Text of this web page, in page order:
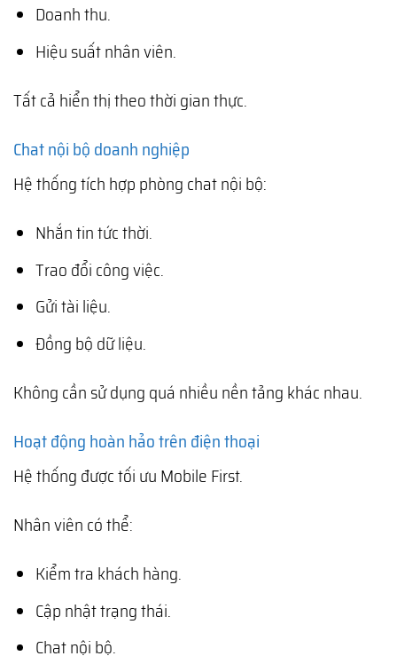
Doanh thu.
Hiệu suất nhân viên.
Tất cả hiển thị theo thời gian thực.
Chat nội bộ doanh nghiệp
Hệ thống tích hợp phòng chat nội bộ:
Nhắn tin tức thời.
Trao đổi công việc.
Gửi tài liệu.
Đồng bộ dữ liệu.
Không cần sử dụng quá nhiều nền tảng khác nhau.
Hoạt động hoàn hảo trên điện thoại
Hệ thống được tối ưu Mobile First.
Nhân viên có thể:
Kiểm tra khách hàng.
Cập nhật trạng thái.
Chat nội bộ.